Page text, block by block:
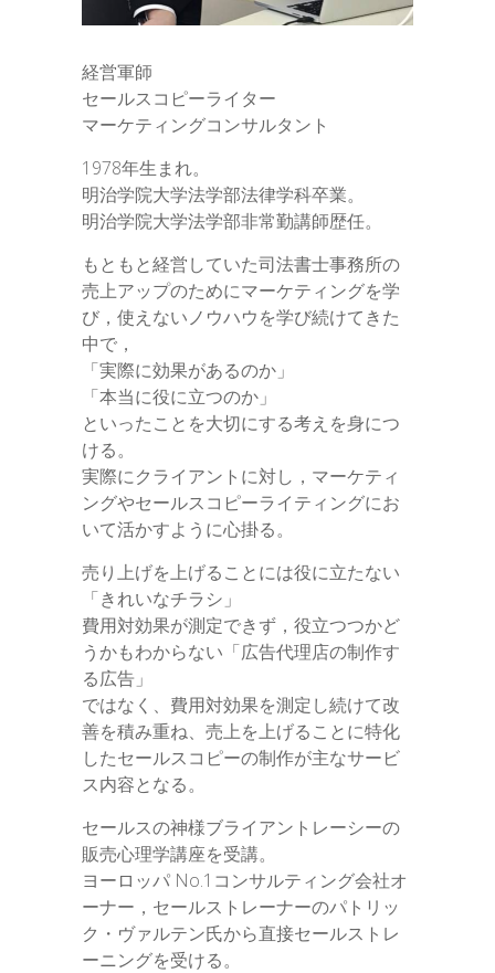
経営軍師
セールスコピーライター
マーケティングコンサルタント
1978年生まれ。
明治学院大学法学部法律学科卒業。
明治学院大学法学部非常勤講師歴任。
もともと経営していた司法書士事務所の
売上アップのためにマーケティングを学
び，使えないノウハウを学び続けてきた
中で，
「実際に効果があるのか」
「本当に役に立つのか」
といったことを大切にする考えを身につ
ける。
実際にクライアントに対し，マーケティ
ングやセールスコピーライティングにお
いて活かすように心掛る。
売り上げを上げることには役に立たない
「きれいなチラシ」
費用対効果が測定できず，役立つつかど
うかもわからない「広告代理店の制作す
る広告」
ではなく、費用対効果を測定し続けて改
善を積み重ね、売上を上げることに特化
したセールスコピーの制作が主なサービ
ス内容となる。
セールスの神様ブライアントレーシーの
販売心理学講座を受講。
ヨーロッパ No.1コンサルティング会社オ
ーナー，セールストレーナーのパトリッ
ク・ヴァルテン氏から直接セールストレ
ーニングを受ける。